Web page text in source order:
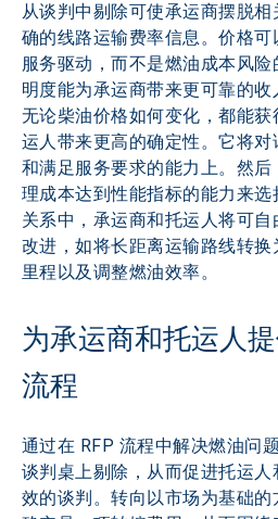
从谈判中剔除可使承运商摆脱
确的线路运输费率信息。价格
服务驱动，而不是燃油成本风
明度能为承运商带来更可靠的
无论柴油价格如何变化，都能
运人带来更高的确定性。它将
和满足服务要求的能力上。然
理成本达到性能指标的能力来
关系中，承运商和托运人将可
改进，如将长距离运输路线转
里程以及调整燃油效率。
为承运商和托运人
流程
通过在 RFP 流程中解决燃油问
谈判桌上剔除，从而促进托运
效的谈判。转向以市场为基础